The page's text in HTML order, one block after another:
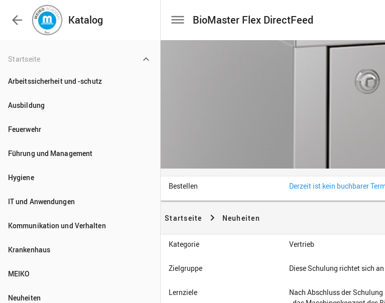
 Katalog
Startseite
Arbeitssicherheit und -schutz
Ausbildung
Feuerwehr
Führung und Management
Hygiene
IT und Anwendungen
Kommunikation und Verhalten
Krankenhaus
MEIKO
Neuheiten